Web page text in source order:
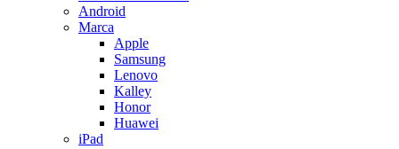
Android
Marca
Apple
Samsung
Lenovo
Kalley
Honor
Huawei
iPad